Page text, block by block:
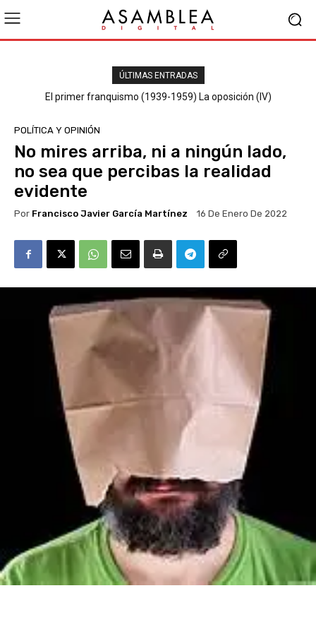
ÚLTIMAS ENTRADAS
El primer franquismo (1939-1959) La oposición (IV)
El primer franquismo (1939-1959) La oposición (III) El PSOE
POLÍTICA Y OPINIÓN
No mires arriba, ni a ningún lado,
no sea que percibas la realidad
evidente
Por Francisco Javier García Martínez 16 De Enero De 2022